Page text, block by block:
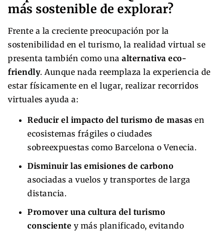
más sostenible de explorar?
Frente a la creciente preocupación por la
sostenibilidad en el turismo, la realidad virtual se
presenta también como una alternativa eco-
friendly. Aunque nada reemplaza la experiencia de
estar físicamente en el lugar, realizar recorridos
virtuales ayuda a:
Reducir el impacto del turismo de masas en
ecosistemas frágiles o ciudades
sobreexpuestas como Barcelona o Venecia.
Disminuir las emisiones de carbono
asociadas a vuelos y transportes de larga
distancia.
Promover una cultura del turismo
consciente y más planificado, evitando